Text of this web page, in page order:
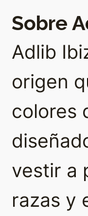
Sobre
Adlib
origen
colores
vestir a
razas y